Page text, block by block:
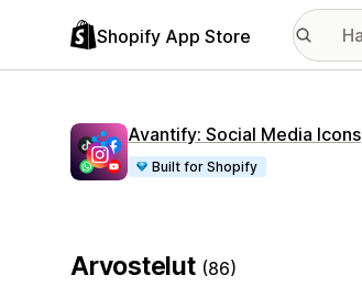
Shopify App Store
Avantify: Social Media Icons
Built for Shopify
Arvostelut (86)